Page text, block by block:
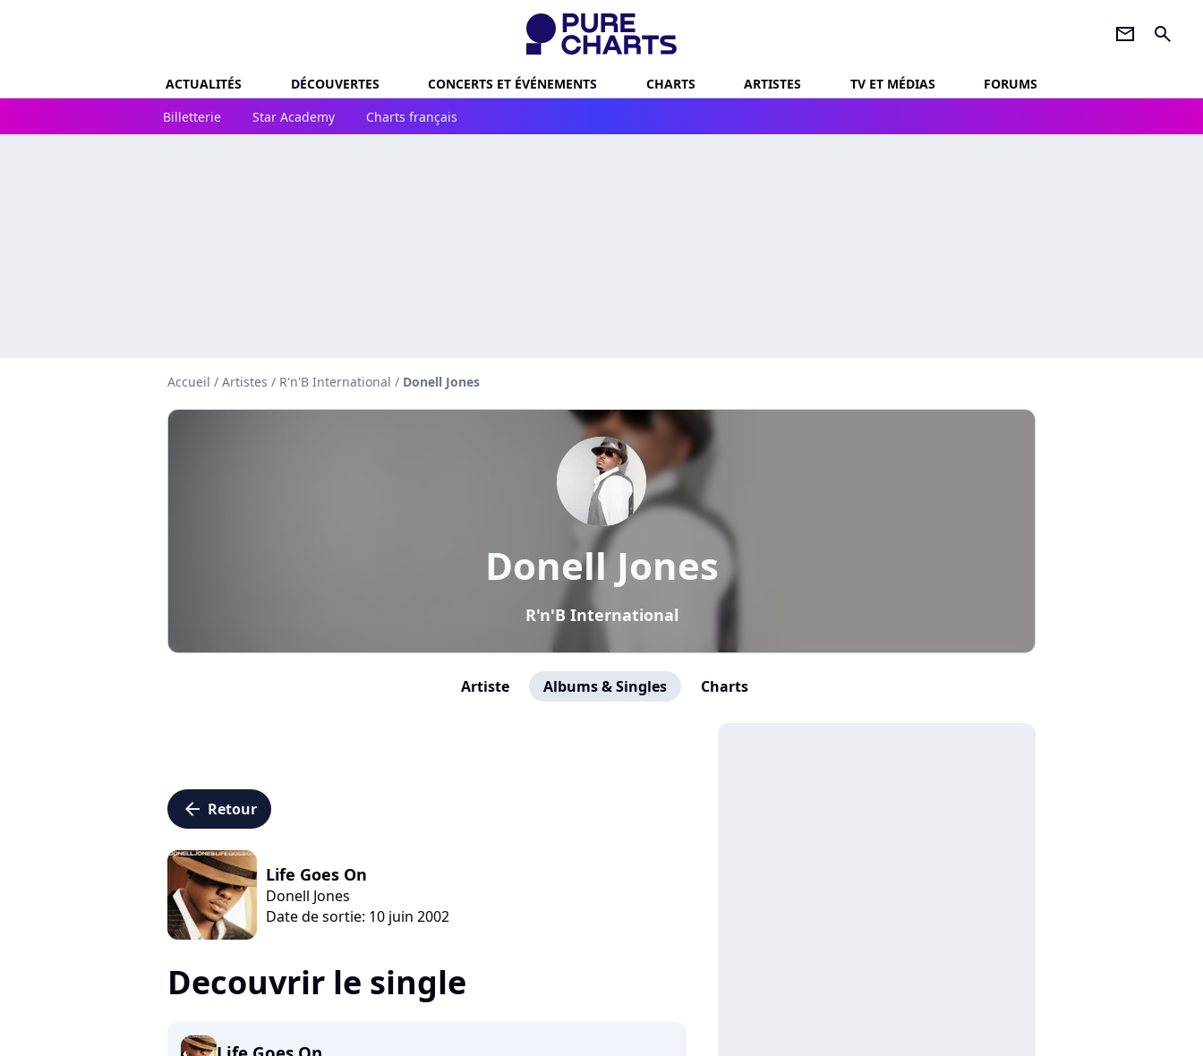
newsletter search
ACTUALITÉS DÉCOUVERTES CONCERTS ET ÉVÉNEMENTS CHARTS ARTISTES TV ET MÉDIAS
FORUMS
Billetterie
Star Academy Charts français
Accueil / Artistes / R'n'B International / Donell Jones
Donell Jones
R'n'B International
Artiste Albums & Singles Charts
arrow_left Retour
Life Goes On
Donell Jones
Date de sortie: 10 juin 2002
Decouvrir le single